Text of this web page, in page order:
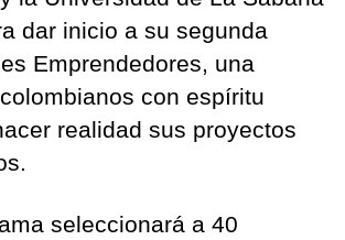
dar inicio a su segunda
Emprendedores, una
con espíritu
realidad sus proyectos
seleccionará a 40